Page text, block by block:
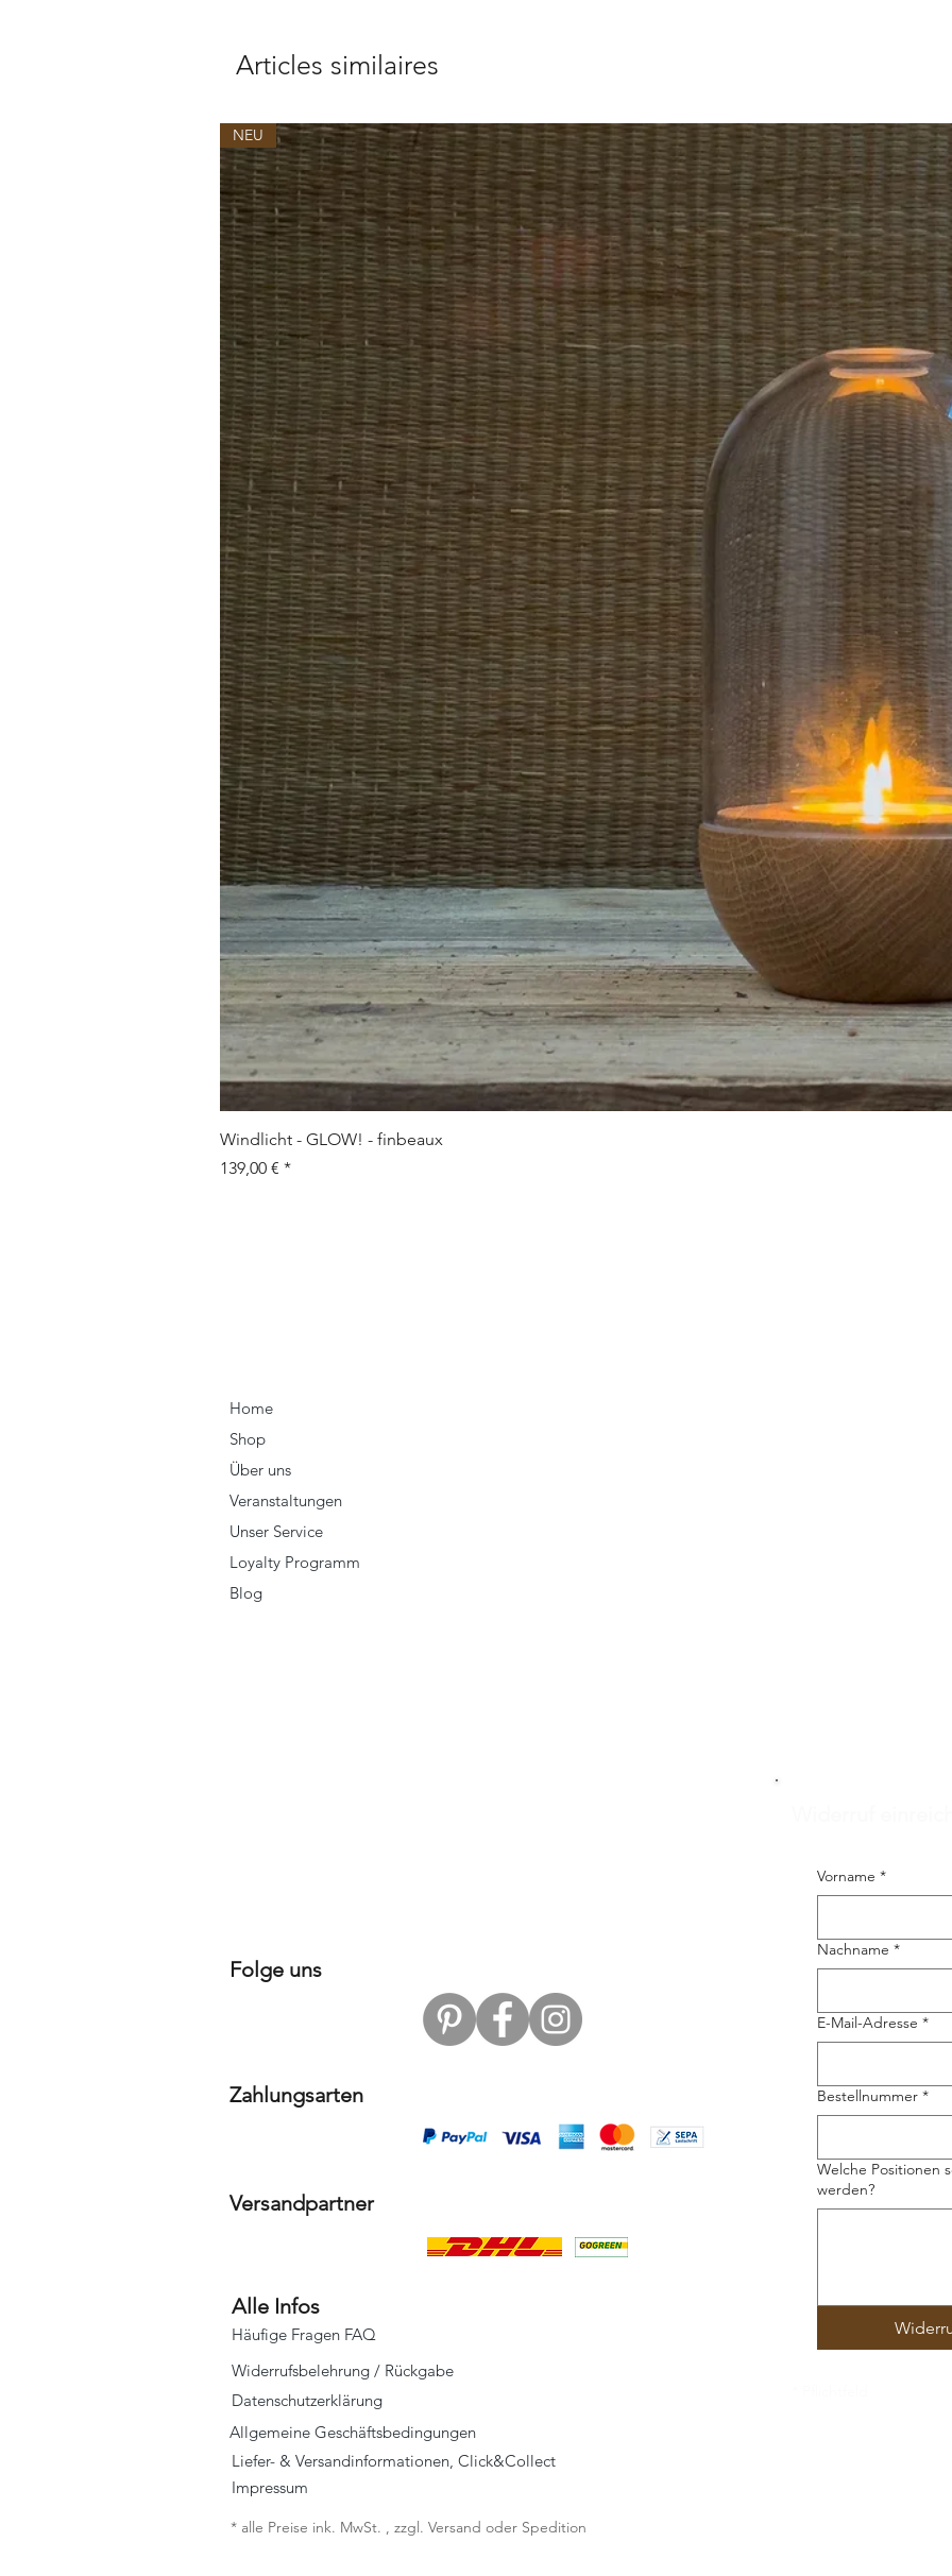
Articles similaires
NEU
Windlicht - GLOW! - finbeaux
Prix
139,00 €
Home
Shop
Über uns
Veranstaltungen
Unser Service
Loyalty Programm
Blog
Folge uns
Zahlungsarten
Vorname *
Nachname *
E-Mail-Adresse *
Bestellnummer *
Welche Positionen
werden?
Versandpartner
Alle Infos
Liefer- & Versandinformationen, Click&Collect
Häufige Fragen FAQ
Widerrufsbelehrung / Rückgabe
Allgemeine Geschäftsbedingungen
Datenschutzerklärung
Impressum
* alle Preise ink. MwSt. , zzgl. Versand oder Spedition